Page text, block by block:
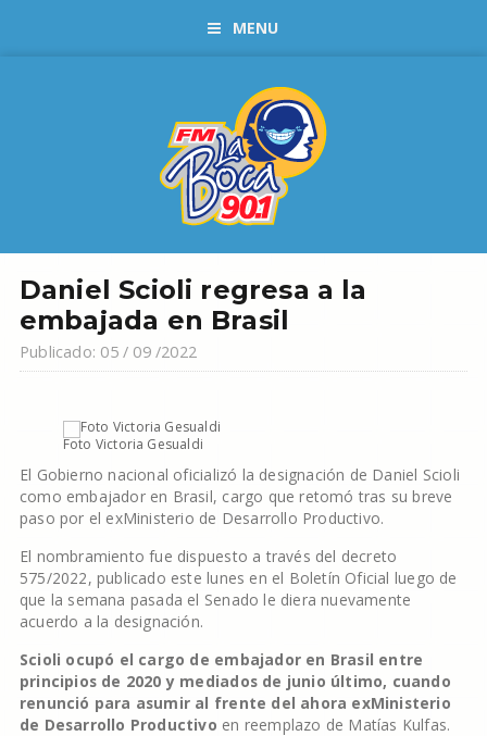
MENU
Daniel Scioli regresa a la
embajada en Brasil
Publicado: 05 / 09 /2022
Foto Victoria Gesualdi
El Gobierno nacional oficializó la designación de Daniel Scioli
como embajador en Brasil, cargo que retomó tras su breve
paso por el exMinisterio de Desarrollo Productivo.
El nombramiento fue dispuesto a través del decreto
575/2022, publicado este lunes en el Boletín Oficial luego de
que la semana pasada el Senado le diera nuevamente
acuerdo a la designación.
Scioli ocupó el cargo de embajador en Brasil entre
principios de 2020 y mediados de junio último, cuando
renunció para asumir al frente del ahora exMinisterio
de Desarrollo Productivo en reemplazo de Matías Kulfas.